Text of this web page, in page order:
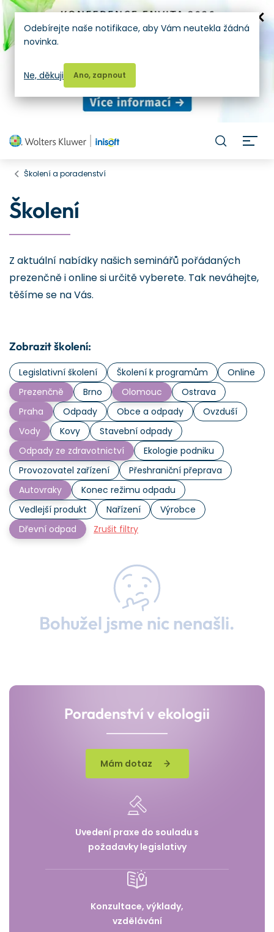
Školení a poradenství
Školení
Z aktuální nabídky našich seminářů pořádaných
prezenčně i online si určitě vyberete. Tak neváhejte,
těšíme se na Vás.
Zobrazit školení:
Legislativní školení Školení k programům
Online
Prezenčně
Brno Olomouc
Ostrava
Praha
Odpady Obce a odpady
Ovzduší
Vody
Kovy
Stavební odpady
Odpady ze zdravotnictví
Ekologie podniku
Provozovatel zařízení
Přeshraniční přeprava
Autovraky
Konec režimu odpadu
Vedlejší produkt
Nařízení
Výrobce
Dřevní odpad
Zrušit filtry
Bohužel jsme nic nenašli.
Poradenství v ekologii
Mám dotaz
Uvedení praxe do souladu s
požadavky legislativy
Konzultace, výklady,
vzdělávání
Odebírejte naše notifikace, aby Vám neutekla žádná
novinka.
Ano, zapnout
Ne, děkuji